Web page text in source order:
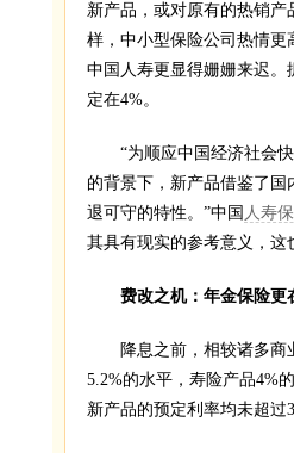
新产品，或对原有的热销
样，中小型保险公司热情
中国人寿更显得姗姗来迟。
定在4%。
“为顺应中国经济社会快
的背景下，新产品借鉴了国
退可守的特性。”中国 人寿
其具有现实的参考意义，这
费改之机：年金保险更
降息之前，相较诸多商业
5.2%的水平，寿险产品4%
新产品的预定利率均未超过